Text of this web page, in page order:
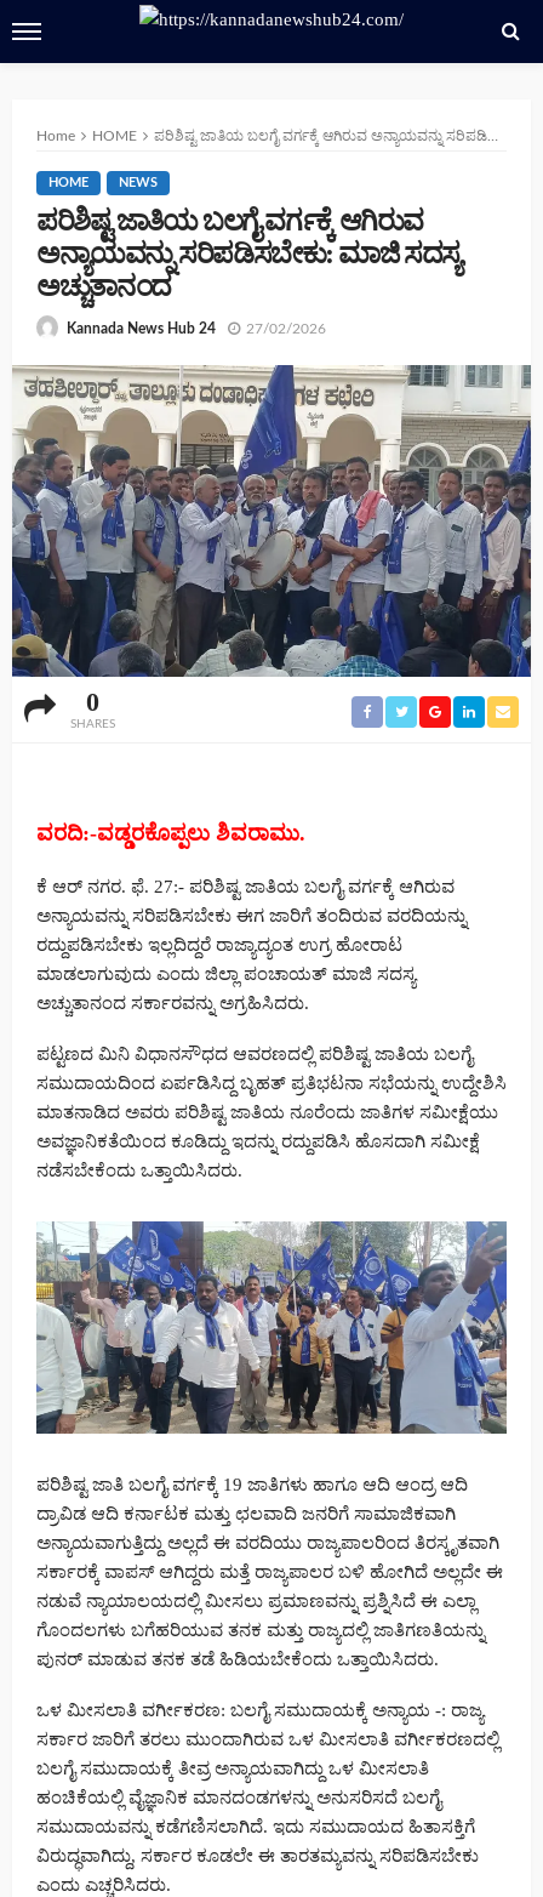
Home HOME ಪರಿಶಿಷ್ಟ ಜಾತಿಯ ಬಲಗೈ ವರ್ಗಕ್ಕೆ ಆಗಿರುವ ಅನ್ಯಾಯವನ್ನು ಸರಿಪಡಿಸಬೇಕು: ಮಾಜಿ ಸದಸ್ಯ ಅಚ್ಚುತಾನಂದ
HOME NEWS
ಪರಿಶಿಷ್ಟ ಜಾತಿಯ ಬಲಗೈ ವರ್ಗಕ್ಕೆ ಆಗಿರುವ
ಅನ್ಯಾಯವನ್ನು ಸರಿಪಡಿಸಬೇಕು: ಮಾಜಿ ಸದಸ್ಯ
ಅಚ್ಚುತಾನಂದ
Kannada News Hub 24 27/02/2026
0
SHARES
ವರದಿ:-ವಡ್ಡರಕೊಪ್ಪಲು ಶಿವರಾಮು.
ಕೆ ಆರ್ ನಗರ. ಫೆ. 27:- ಪರಿಶಿಷ್ಟ ಜಾತಿಯ ಬಲಗೈ ವರ್ಗಕ್ಕೆ ಆಗಿರುವ
ಅನ್ಯಾಯವನ್ನು ಸರಿಪಡಿಸಬೇಕು ಈಗ ಜಾರಿಗೆ ತಂದಿರುವ ವರದಿಯನ್ನು
ರದ್ದುಪಡಿಸಬೇಕು ಇಲ್ಲದಿದ್ದರೆ ರಾಜ್ಯಾದ್ಯಂತ ಉಗ್ರ ಹೋರಾಟ
ಮಾಡಲಾಗುವುದು ಎಂದು ಜಿಲ್ಲಾ ಪಂಚಾಯತ್ ಮಾಜಿ ಸದಸ್ಯ
ಅಚ್ಚುತಾನಂದ ಸರ್ಕಾರವನ್ನು ಅಗ್ರಹಿಸಿದರು.
ಪಟ್ಟಣದ ಮಿನಿ ವಿಧಾನಸೌಧದ ಆವರಣದಲ್ಲಿ ಪರಿಶಿಷ್ಟ ಜಾತಿಯ ಬಲಗೈ
ಸಮುದಾಯದಿಂದ ಏರ್ಪಡಿಸಿದ್ದ ಬೃಹತ್ ಪ್ರತಿಭಟನಾ ಸಭೆಯನ್ನು ಉದ್ದೇಶಿಸಿ
ಮಾತನಾಡಿದ ಅವರು ಪರಿಶಿಷ್ಟ ಜಾತಿಯ ನೂರೆಂದು ಜಾತಿಗಳ ಸಮೀಕ್ಷೆಯು
ಅವಜ್ಞಾನಿಕತೆಯಿಂದ ಕೂಡಿದ್ದು ಇದನ್ನು ರದ್ದುಪಡಿಸಿ ಹೊಸದಾಗಿ ಸಮೀಕ್ಷೆ
ನಡೆಸಬೇಕೆಂದು ಒತ್ತಾಯಿಸಿದರು.
ಪರಿಶಿಷ್ಟ ಜಾತಿ ಬಲಗೈ ವರ್ಗಕ್ಕೆ 19 ಜಾತಿಗಳು ಹಾಗೂ ಆದಿ ಆಂದ್ರ ಆದಿ
ದ್ರಾವಿಡ ಆದಿ ಕರ್ನಾಟಕ ಮತ್ತು ಛಲವಾದಿ ಜನರಿಗೆ ಸಾಮಾಜಿಕವಾಗಿ
ಅನ್ಯಾಯವಾಗುತ್ತಿದ್ದು ಅಲ್ಲದೆ ಈ ವರದಿಯು ರಾಜ್ಯಪಾಲರಿಂದ ತಿರಸ್ಕೃತವಾಗಿ
ಸರ್ಕಾರಕ್ಕೆ ವಾಪಸ್ ಆಗಿದ್ದರು ಮತ್ತೆ ರಾಜ್ಯಪಾಲರ ಬಳಿ ಹೋಗಿದೆ ಅಲ್ಲದೇ ಈ
ನಡುವೆ ನ್ಯಾಯಾಲಯದಲ್ಲಿ ಮೀಸಲು ಪ್ರಮಾಣವನ್ನು ಪ್ರಶ್ನಿಸಿದೆ ಈ ಎಲ್ಲಾ
ಗೊಂದಲಗಳು ಬಗೆಹರಿಯುವ ತನಕ ಮತ್ತು ರಾಜ್ಯದಲ್ಲಿ ಜಾತಿಗಣತಿಯನ್ನು
ಪುನರ್ ಮಾಡುವ ತನಕ ತಡೆ ಹಿಡಿಯಬೇಕೆಂದು ಒತ್ತಾಯಿಸಿದರು.
ಒಳ ಮೀಸಲಾತಿ ವರ್ಗೀಕರಣ: ಬಲಗೈ ಸಮುದಾಯಕ್ಕೆ ಅನ್ಯಾಯ -: ರಾಜ್ಯ
ಸರ್ಕಾರ ಜಾರಿಗೆ ತರಲು ಮುಂದಾಗಿರುವ ಒಳ ಮೀಸಲಾತಿ ವರ್ಗೀಕರಣದಲ್ಲಿ
ಬಲಗೈ ಸಮುದಾಯಕ್ಕೆ ತೀವ್ರ ಅನ್ಯಾಯವಾಗಿದ್ದು ಒಳ ಮೀಸಲಾತಿ
ಹಂಚಿಕೆಯಲ್ಲಿ ವೈಜ್ಞಾನಿಕ ಮಾನದಂಡಗಳನ್ನು ಅನುಸರಿಸದೆ ಬಲಗೈ
ಸಮುದಾಯವನ್ನು ಕಡೆಗಣಿಸಲಾಗಿದೆ. ಇದು ಸಮುದಾಯದ ಹಿತಾಸಕ್ತಿಗೆ
ವಿರುದ್ಧವಾಗಿದ್ದು, ಸರ್ಕಾರ ಕೂಡಲೇ ಈ ತಾರತಮ್ಯವನ್ನು ಸರಿಪಡಿಸಬೇಕು
ಎಂದು ಎಚ್ಚರಿಸಿದರು.